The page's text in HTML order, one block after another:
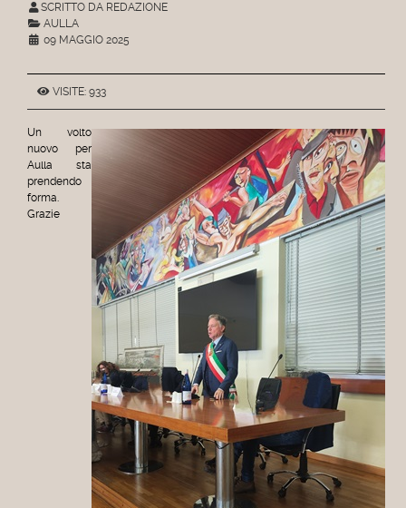
SCRITTO DA REDAZIONE
AULLA
09 MAGGIO 2025
VISITE: 933
Un volto
nuovo per
Aulla sta
prendendo
forma.
Grazie